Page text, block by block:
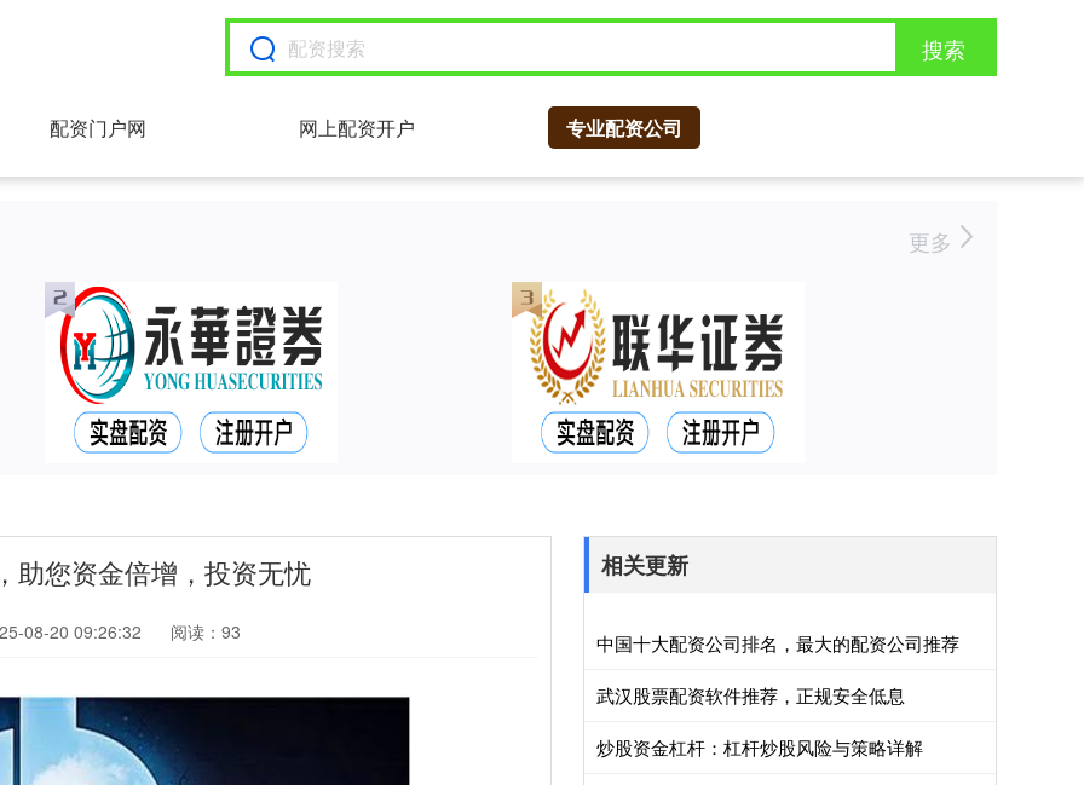
搜索
配资门户网 网上配资开户 专业配资公司
更多
助您资金倍增，投资无忧
08-20 09:26:32 阅读：93
相关更新
中国十大配资公司排名，最大的配资公司推荐
武汉股票配资软件推荐，正规安全低息
炒股资金杠杆：杠杆炒股风险与策略详解